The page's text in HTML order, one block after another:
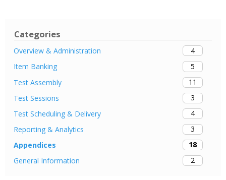
Categories
Overview & Administration
4
Item Banking
5
Test Assembly
11
Test Sessions
3
Test Scheduling & Delivery
4
Reporting & Analytics
3
Appendices
18
General Information
2